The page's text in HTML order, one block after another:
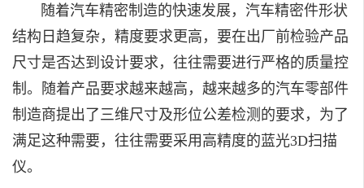
随着汽车精密制造的快速发展，汽车精密件形状
结构日趋复杂，精度要求更高，要在出厂前检验产品
尺寸是否达到设计要求，往往需要进行严格的质量控
制。随着产品要求越来越高，越来越多的汽车零部件
制造商提出了三维尺寸及形位公差检测的要求，为了
满足这种需要，往往需要采用高精度的蓝光3D扫描
仪。